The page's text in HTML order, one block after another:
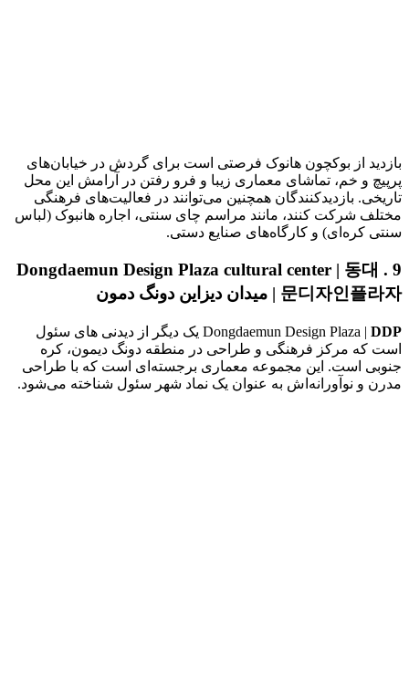
بازدید از بوکچون هانوک فرصتی است برای گردش در خیابان‌های
پرپیچ و خم، تماشای معماری زیبا و فرو رفتن در آرامش این محل
تاریخی. بازدیدکنندگان همچنین می‌توانند در فعالیت‌های فرهنگی
مختلف شرکت کنند، مانند مراسم چای سنتی، اجاره هانبوک (لباس
سنتی کره‌ای) و کارگاه‌های صنایع دستی.
9 . Dongdaemun Design Plaza cultural center | 동대
문디자인플라자 | میدان دیزاین دونگ دمون
Dongdaemun Design Plaza | DDP
یک دیگر از دیدنی های سئول
است که مرکز فرهنگی و طراحی در منطقه دونگ دیمون، کره
جنوبی است. این مجموعه معماری برجسته‌ای است که با طراحی
مدرن و نوآورانه‌اش به عنوان یک نماد شهر سئول شناخته می‌شود.